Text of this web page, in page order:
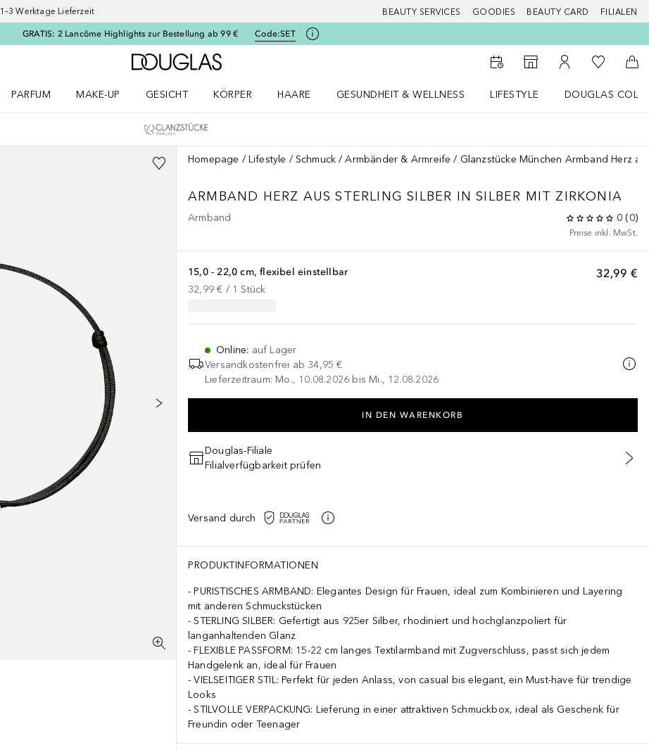
1–3 Werktage Lieferzeit BEAUTY SERVICES GOODIES BEAUTY CARD FILIALEN
GRATIS: 2 Lancôme Highlights zur Bestellung ab 99 € Code:SET
Zur Douglas Startseite
Zum Storefinder
Zu Meinem
Zu Meiner
PARFUM
MAKE-UP
GESICHT
KÖRPER
HAARE
GESUNDHEIT & WELLNESS
LIFESTYLE
DOUGLAS
Homepage Lifestyle Schmuck Armbänder & Armreife Glanzstücke München Armband Herz
ARMBAND HERZ AUS STERLING SILBER IN SILBER MIT ZIRKONIA
Armband 0 (0)
Preise inkl. MwSt.
32,99 €
15,0 - 22,0 cm, flexibel einstellbar
32,99 € / 1 Stück
Online: auf Lager
Versandkostenfrei ab 34,95 €
Lieferzeitraum: Mo., 10.08.2026 bis Mi., 12.08.2026
IN DEN WARENKORB
Douglas-Filiale
Filialverfügbarkeit prüfen
Versand durch
PRODUKTINFORMATIONEN
PURISTISCHES ARMBAND: Elegantes Design für Frauen, ideal zum Kombinieren und Layering
mit anderen Schmuckstücken
STERLING SILBER: Gefertigt aus 925er Silber, rhodiniert und hochglanzpoliert für
langanhaltenden Glanz
FLEXIBLE PASSFORM: 15-22 cm langes Textilarmband mit Zugverschluss, passt sich jedem
Handgelenk an, ideal für Frauen
VIELSEITIGER STIL: Perfekt für jeden Anlass, von casual bis elegant, ein Must-have für trendige
Looks
STILVOLLE VERPACKUNG: Lieferung in einer attraktiven Schmuckbox, ideal als Geschenk für
Freundin oder Teenager